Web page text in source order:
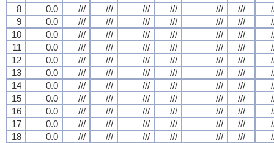
8
0.0 /// /// /// /// /// ///
9
0.0 /// /// /// /// /// ///
10
0.0 /// /// /// /// /// ///
11
0.0 /// /// /// /// /// ///
12
0.0 /// /// /// /// /// ///
13
0.0 /// /// /// /// /// ///
14
0.0 /// /// /// /// /// ///
15
0.0 /// /// /// /// /// ///
16
0.0 /// /// /// /// /// ///
17
0.0 /// /// /// /// /// ///
18
0.0 /// /// /// /// /// ///